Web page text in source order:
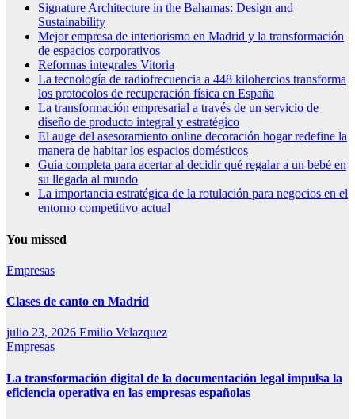
Signature Architecture in the Bahamas: Design and
Sustainability
Mejor empresa de interiorismo en Madrid y la transformación
de espacios corporativos
Reformas integrales Vitoria
La tecnología de radiofrecuencia a 448 kilohercios transforma
los protocolos de recuperación física en España
La transformación empresarial a través de un servicio de
diseño de producto integral y estratégico
El auge del asesoramiento online decoración hogar redefine la
manera de habitar los espacios domésticos
Guía completa para acertar al decidir qué regalar a un bebé en
su llegada al mundo
La importancia estratégica de la rotulación para negocios en el
entorno competitivo actual
You missed
Empresas
Clases de canto en Madrid
julio 23, 2026 Emilio Velazquez
Empresas
La transformación digital de la documentación legal impulsa la
eficiencia operativa en las empresas españolas